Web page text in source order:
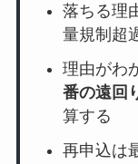
落ちる理
量規制超
理由がわ
番の遠回
算する
再申込は